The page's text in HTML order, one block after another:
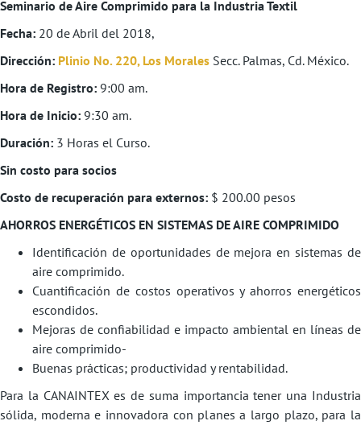
Seminario de Aire Comprimido para la Industria Textil
Fecha: 20 de Abril del 2018,
Dirección: Plinio No. 220, Los Morales Secc. Palmas, Cd. México.
Hora de Registro: 9:00 am.
Hora de Inicio: 9:30 am.
Duración: 3 Horas el Curso.
Sin costo para socios
Costo de recuperación para externos: $ 200.00 pesos
AHORROS ENERGÉTICOS EN SISTEMAS DE AIRE COMPRIMIDO
Identificación de oportunidades de mejora en sistemas de
aire comprimido.
Cuantificación de costos operativos y ahorros energéticos
escondidos.
Mejoras de confiabilidad e impacto ambiental en líneas de
aire comprimido-
Buenas prácticas; productividad y rentabilidad.
Para la CANAINTEX es de suma importancia tener una Industria
sólida, moderna e innovadora con planes a largo plazo, para la